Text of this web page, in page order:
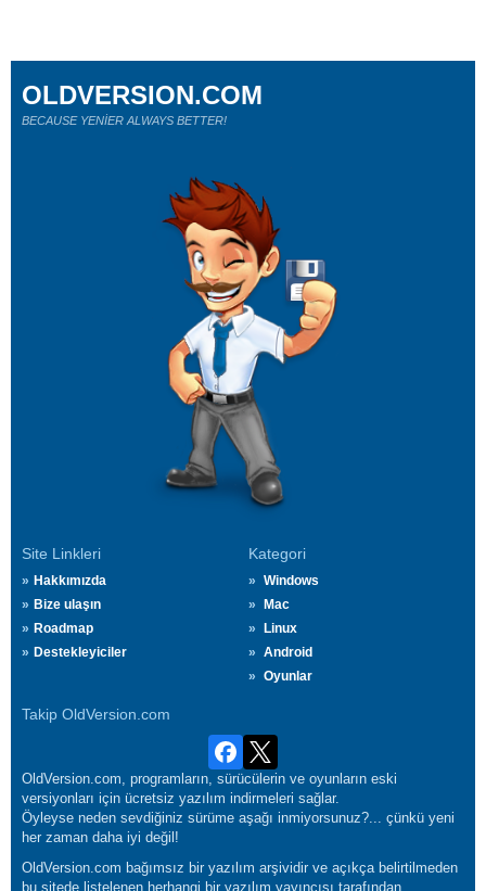
Site Linkleri
Hakkımızda
Bize ulaşın
Roadmap
Destekleyiciler
Kategori
Windows
Mac
Linux
Android
Oyunlar
Takip OldVersion.com
OLDVERSION.COM
BECAUSE YENİER ALWAYS BETTER!
OldVersion.com, programların, sürücülerin ve oyunların eski
versiyonları için ücretsiz yazılım indirmeleri sağlar.
Öyleyse neden sevdiğiniz sürüme aşağı inmiyorsunuz?... çünkü yeni
her zaman daha iyi değil!
OldVersion.com bağımsız bir yazılım arşividir ve açıkça belirtilmeden
bu sitede listelenen herhangi bir yazılım yayıncısı tarafından